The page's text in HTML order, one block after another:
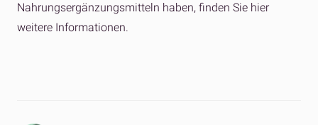
Nahrungsergänzungsmitteln haben, finden Sie hier
weitere Informationen.